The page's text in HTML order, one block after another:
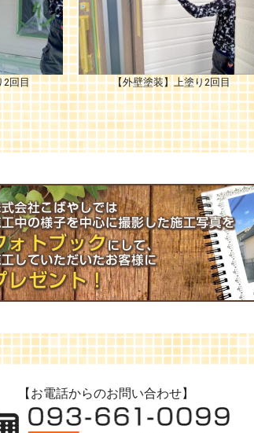
2回目 【外壁塗装】上塗り2回目
【お電話からのお問い合わせ】